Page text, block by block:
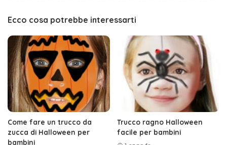
Ecco cosa potrebbe interessarti
Come fare un trucco da
zucca di Halloween per
bambini
Trucco ragno Halloween
facile per bambini